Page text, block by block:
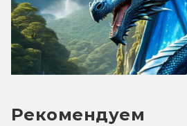
Рекомендуем